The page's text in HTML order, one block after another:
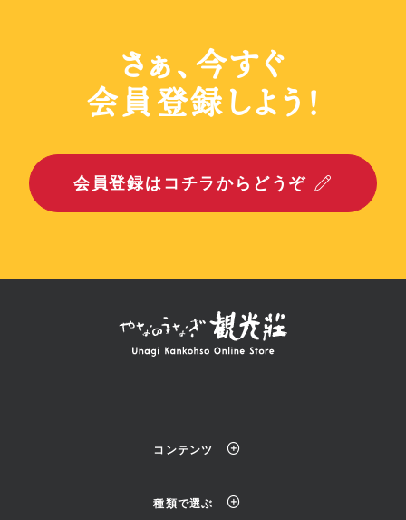
さぁ、今すぐ
会員登録しよう！
会員登録はコチラからどうぞ
コンテンツ
種類で選ぶ